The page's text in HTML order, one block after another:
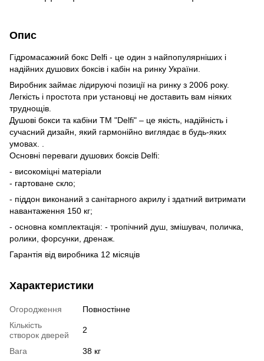
Опис
Гідромасажний бокс Delfi - це один з найпопулярніших і
надійних душових боксів і кабін на ринку України.
Виробник займає лідируючі позиції на ринку з 2006 року.
Легкість і простота при установці не доставить вам ніяких
труднощів.
Душові бокси та кабіни ТМ "Delfi" – це якість, надійність і
сучасний дизайн, який гармонійно виглядає в будь-яких
умовах. .
Основні переваги душових боксів Delfi:
- високоміцні матеріали
- гартоване скло;
- піддон виконаний з санітарного акрилу і здатний витримати
навантаження 150 кг;
- основна комплектація: - тропічний душ, змішувач, поличка,
ролики, форсунки, дренаж.
Гарантія від виробника 12 місяців
Характеристики
Огородження
Повностінне
Кількість
створок дверей
2
Вага
38 кг